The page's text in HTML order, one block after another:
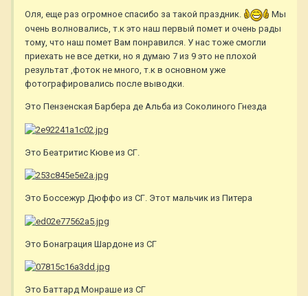
Оля, еще раз огромное спасибо за такой праздник.
Мы
очень волновались, т.к это наш первый помет и очень рады
тому, что наш помет Вам понравился. У нас тоже смогли
приехать не все детки, но я думаю 7 из 9 это не плохой
результат ,фоток не много, т.к в основном уже
фотографировались после выводки.
Это Пензенская Барбера де Альба из Соколиного Гнезда
Это Беатритис Кюве из СГ.
Это Боссежур Дюффо из СГ. Этот мальчик из Питера
Это Бонаграция Шардоне из СГ
Это Баттард Монраше из СГ